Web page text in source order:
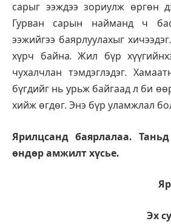
сарыг ээждээ зориулж өргөн
Гурван сарын найманд ч бас
ээжийгээ баярлуулахыг
хүрч байна. Жил бүр
чухалчлан тэмдэглэдэг.
бүгдийг нь урьж байгаад л би
хийж өгдөг. Энэ бүр уламжлал
Ярилцсанд баярлалаа.
өндөр амжилт хүсье.
Эх